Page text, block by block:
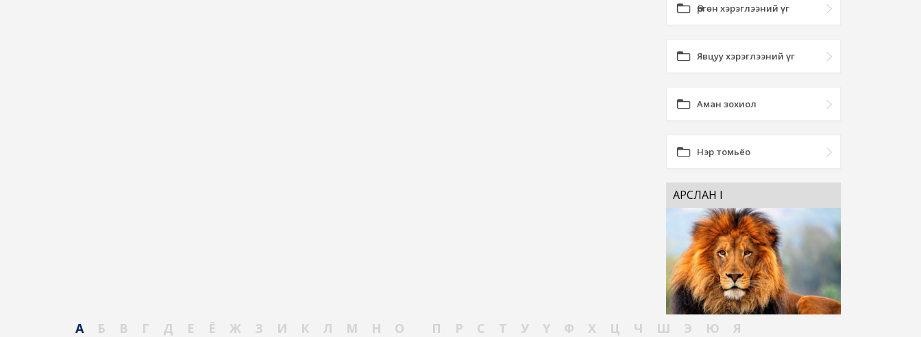
Өргөн хэрэглээний үг
Явцуу хэрэглээний үг
Аман зохиол
Нэр томьёо
АРСЛАН I
А Б В Г Д Е Ё Ж З И К Л М Н О П Р С Т У Ү Ф Х Ц Ч Ш Э Ю Я